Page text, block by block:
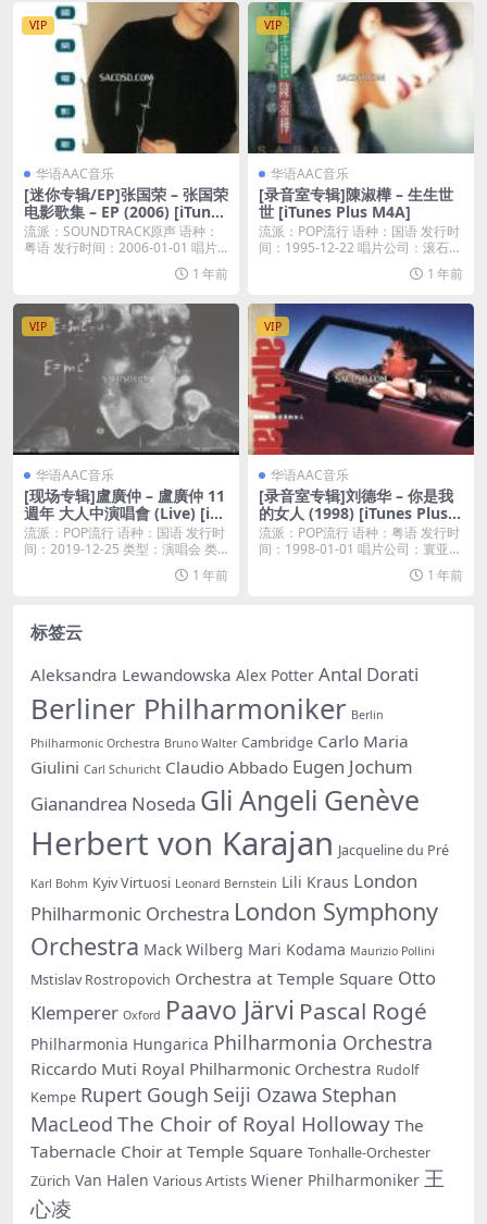
VIP
华语AAC音乐
[迷你专辑/EP]张国荣 – 张国荣
电影歌集 – EP (2006) [iTunes
Plus M4A]
流派：SOUNDTRACK原声 语种：
粤语 发行时间：2006-01-01 唱片...
1 年前
VIP
华语AAC音乐
[录音室专辑]陳淑樺 – 生生世
世 [iTunes Plus M4A]
流派：POP流行 语种：国语 发行时
间：1995-12-22 唱片公司：滚石唱
1 年前
VIP
华语AAC音乐
[现场专辑]盧廣仲 – 盧廣仲 11
週年 大人中演唱會 (Live) [iTu
nes Plus M4A]
流派：POP流行 语种：国语 发行时
间：2019-12-25 类型：演唱会 类
1 年前
VIP
华语AAC音乐
[录音室专辑]刘德华 – 你是我
的女人 (1998) [iTunes Plus
M4A]
流派：POP流行 语种：粤语 发行时
间：1998-01-01 唱片公司：寰亚音
1 年前
标签云
Aleksandra Lewandowska Alex Potter Antal Dorati
Berliner Philharmoniker Berlin
Philharmonic Orchestra Bruno Walter Cambridge Carlo Maria
Giulini Carl Schuricht Claudio Abbado Eugen Jochum
Gianandrea Noseda Gli Angeli Genève
Herbert von Karajan Jacqueline du Pré
Karl Bohm Kyiv Virtuosi Leonard Bernstein Lili Kraus London
Philharmonic Orchestra London Symphony
Orchestra Mack Wilberg Mari Kodama Maurizio Pollini
Mstislav Rostropovich Orchestra at Temple Square Otto
Klemperer Oxford Paavo Järvi Pascal Rogé
Philharmonia Hungarica Philharmonia Orchestra
Riccardo Muti Royal Philharmonic Orchestra Rudolf
Kempe Rupert Gough Seiji Ozawa Stephan
MacLeod The Choir of Royal Holloway The
Tabernacle Choir at Temple Square Tonhalle-Orchester
Zürich Van Halen Various Artists Wiener Philharmoniker 王
心凌